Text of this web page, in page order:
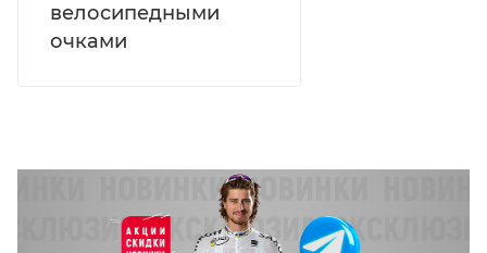
велосипедными
очками